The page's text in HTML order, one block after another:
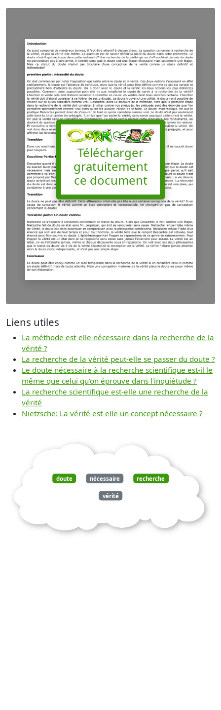
Télécharger
gratuitement
ce document
Liens utiles
La méthode est-elle nécessaire dans la recherche de la
vérité ?
La recherche de la vérité peut-elle se passer du doute ?
Le doute nécessaire à la recherche scientifique est-il le
même que celui qu'on éprouve dans l'inquiétude ?
La recherche scientifique est-elle une recherche de la
vérité
Nietzsche: La vérité est-elle un concept nécessaire ?
doute nécessaire recherche
vérité